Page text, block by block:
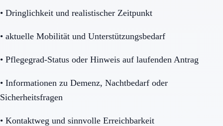
• Dringlichkeit und realistischer Zeitpunkt
• aktuelle Mobilität und Unterstützungsbedarf
• Pflegegrad-Status oder Hinweis auf laufenden Antrag
• Informationen zu Demenz, Nachtbedarf oder
Sicherheitsfragen
• Kontaktweg und sinnvolle Erreichbarkeit